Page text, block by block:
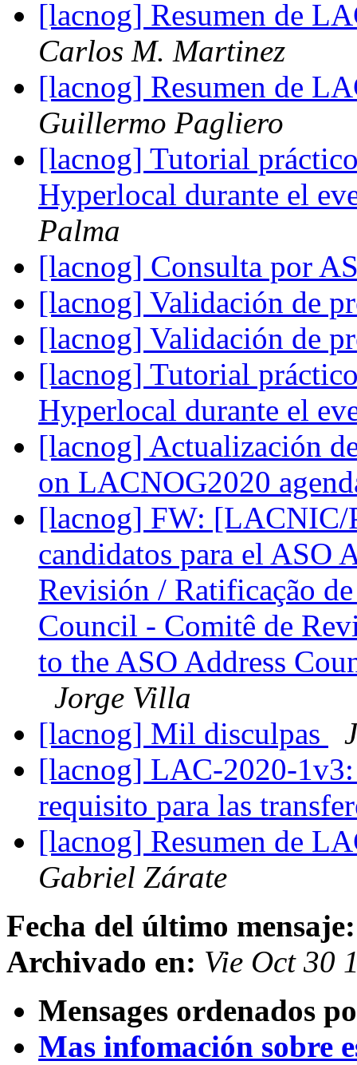
[lacnog] Resumen de
Carlos M. Martinez
[lacnog] Resumen de
Guillermo Pagliero
[lacnog] Tutorial
Hyperlocal durante el
Palma
[lacnog] Consulta por
[lacnog] Validación de
[lacnog] Validación de
[lacnog] Tutorial
Hyperlocal durante el
[lacnog] Actualización
on LACNOG2020
[lacnog] FW: [LACNIC/
candidatos para el ASO
Revisión / Ratificação
Council - Comitê de
to the ASO Address
Jorge Villa
[lacnog] Mil disculpas
[lacnog] LAC-2020-
requisito para las
[lacnog] Resumen de
Gabriel Zárate
Fecha del último mensaje:
Archivado en: Vie Oct 30
Mensages ordenados
Mas infomación sobre